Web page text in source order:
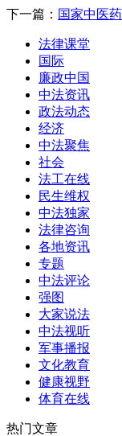
下一篇： 国家中医
法律课堂
国际
廉政中国
中法资讯
政法动态
经济
中法聚焦
社会
法工在线
民生维权
中法独家
法律咨询
各地资讯
专题
中法评论
强图
大家说法
中法视听
军事播报
文化教育
健康视野
体育在线
热门文章